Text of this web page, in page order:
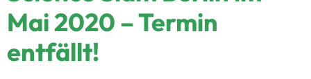
Mai 2020 – Termin
entfällt!